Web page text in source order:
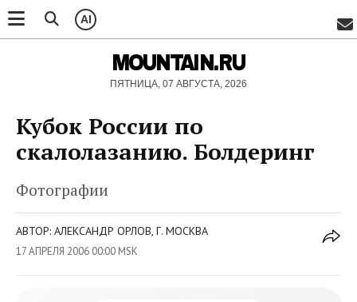
AI
MOUNTAIN.RU
ПЯТНИЦА, 07 АВГУСТА, 2026
Кубок России по
скалолазанию. Болдеринг
Фотографии
АВТОР: АЛЕКСАНДР ОРЛОВ, Г. МОСКВА
17 АПРЕЛЯ 2006 00:00 MSK